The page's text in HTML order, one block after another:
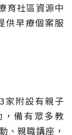
育社區資源中
供早療個案服
家附設有親子
備有眾多教
、親職講座，